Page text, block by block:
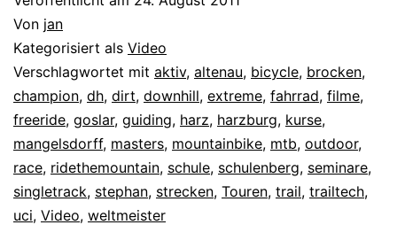
Von jan
Kategorisiert als Video
Verschlagwortet mit aktiv, altenau, bicycle, brocken,
champion, dh, dirt, downhill, extreme, fahrrad, filme,
freeride, goslar, guiding, harz, harzburg, kurse,
mangelsdorff, masters, mountainbike, mtb, outdoor,
race, ridethemountain, schule, schulenberg, seminare,
singletrack, stephan, strecken, Touren, trail, trailtech,
uci, Video, weltmeister